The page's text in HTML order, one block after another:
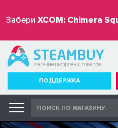
Забери XCOM: Chimera
ПОДДЕРЖКА